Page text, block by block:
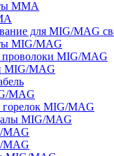
MMA
для MIG/MAG
MIG/MAG
MIG/MAG
MIG/MAG
MAG
горелок MIG/MAG
MIG/MAG
MAG
MAG